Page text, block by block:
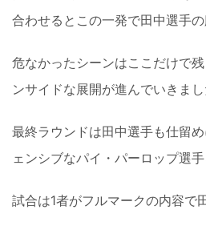
合わせるとこの一発で田中選手の
危なかったシーンはここだけで
ンサイドな展開が進んでいきまし
最終ラウンドは田中選手も仕留
ェンシブなパイ・パーロップ選手
試合は1者がフルマークの内容で